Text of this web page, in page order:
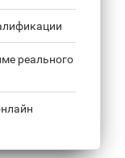
реального